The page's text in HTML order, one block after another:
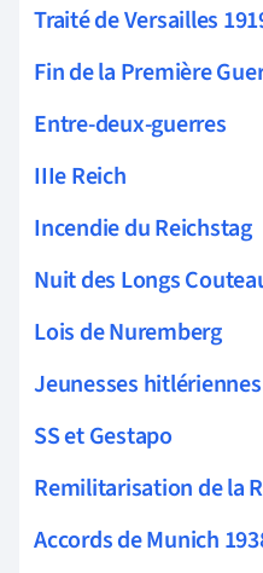
Traité de Versailles
Fin de la Première
Entre-deux-guerres
IIIe Reich
Incendie du Reichstag
Nuit des Longs
Lois de Nuremberg
Jeunesses hitlériennes
SS et Gestapo
Remilitarisation de la
Accords de Munich